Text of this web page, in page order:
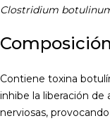
Clostridium
Composición
Contiene toxina
inhibe la liberación
nerviosas,